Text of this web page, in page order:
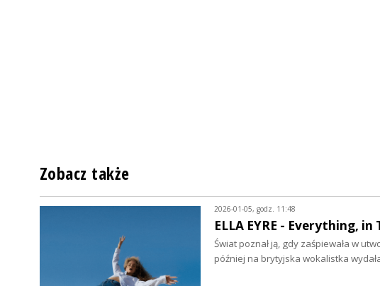
Zobacz także
2026-01-05, godz. 11:48
ELLA EYRE - Everything, in
Świat poznał ją, gdy zaśpiewała w
później na brytyjska wokalistka